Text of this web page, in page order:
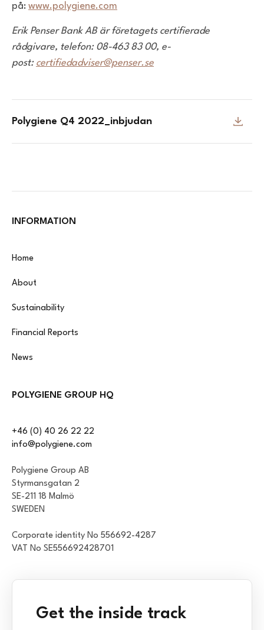
på: www.polygiene.com
Erik Penser Bank AB är företagets certifierade
rådgivare, telefon: 08-463 83 00, e-
post: certifiedadviser@penser.se
Polygiene Q4 2022_inbjudan
INFORMATION
Home
About
Sustainability
Financial Reports
News
POLYGIENE GROUP HQ
+46 (0) 40 26 22 22
info@polygiene.com
Polygiene Group AB
Styrmansgatan 2
SE-211 18 Malmö
SWEDEN
Corporate identity No 556692-4287
VAT No SE556692428701
Get the inside track